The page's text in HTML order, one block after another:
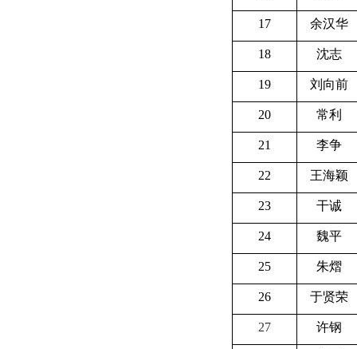
17 余汉华
18 沈志
19 刘向前
20 常利
21 李争
22 王海颖
23 干诚
24 魏平
25 朱熠
26 于贤荣
27 许钢